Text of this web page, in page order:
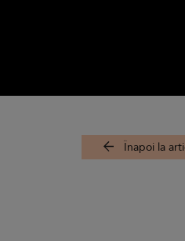
Înapoi la